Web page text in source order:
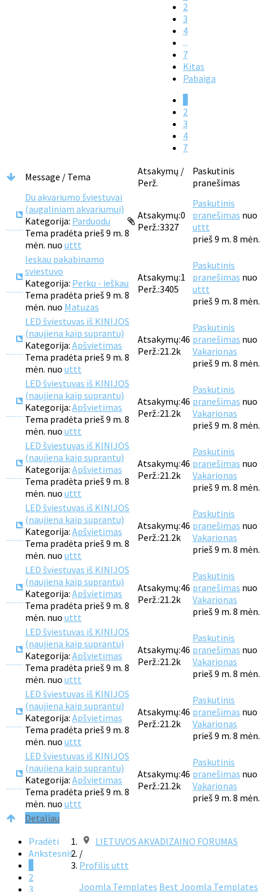
2
3
4
...
7
Kitas
Pabaiga
2
3
4
7
Message / Tema
Atsakymų /
Perž.
Paskutinis
pranešimas
Detaliau
Du akvariumo šviestuvai
(augaliniam akvariumui)
Kategorija: Parduodu
Tema pradėta prieš 9 m. 8
mėn. nuo uttt
Atsakymų:0
Perž.:3327
Paskutinis
pranešimas nuo
uttt
prieš 9 m. 8 mėn.
Ieskau pakabinamo
sviestuvo
Kategorija: Perku - ieškau
Tema pradėta prieš 9 m. 8
mėn. nuo Matuzas
Atsakymų:1
Perž.:3405
Paskutinis
pranešimas nuo
uttt
prieš 9 m. 8 mėn.
LED šviestuvas iš KINIJOS
(naujiena kaip suprantu)
Kategorija: Apšvietimas
Tema pradėta prieš 9 m. 8
mėn. nuo uttt
Atsakymų:46
Perž.:21.2k
Paskutinis
pranešimas nuo
Vakarionas
prieš 9 m. 8 mėn.
LED šviestuvas iš KINIJOS
(naujiena kaip suprantu)
Kategorija: Apšvietimas
Tema pradėta prieš 9 m. 8
mėn. nuo uttt
Atsakymų:46
Perž.:21.2k
Paskutinis
pranešimas nuo
Vakarionas
prieš 9 m. 8 mėn.
LED šviestuvas iš KINIJOS
(naujiena kaip suprantu)
Kategorija: Apšvietimas
Tema pradėta prieš 9 m. 8
mėn. nuo uttt
Atsakymų:46
Perž.:21.2k
Paskutinis
pranešimas nuo
Vakarionas
prieš 9 m. 8 mėn.
LED šviestuvas iš KINIJOS
(naujiena kaip suprantu)
Kategorija: Apšvietimas
Tema pradėta prieš 9 m. 8
mėn. nuo uttt
Atsakymų:46
Perž.:21.2k
Paskutinis
pranešimas nuo
Vakarionas
prieš 9 m. 8 mėn.
LED šviestuvas iš KINIJOS
(naujiena kaip suprantu)
Kategorija: Apšvietimas
Tema pradėta prieš 9 m. 8
mėn. nuo uttt
Atsakymų:46
Perž.:21.2k
Paskutinis
pranešimas nuo
Vakarionas
prieš 9 m. 8 mėn.
LED šviestuvas iš KINIJOS
(naujiena kaip suprantu)
Kategorija: Apšvietimas
Tema pradėta prieš 9 m. 8
mėn. nuo uttt
Atsakymų:46
Perž.:21.2k
Paskutinis
pranešimas nuo
Vakarionas
prieš 9 m. 8 mėn.
LED šviestuvas iš KINIJOS
(naujiena kaip suprantu)
Kategorija: Apšvietimas
Tema pradėta prieš 9 m. 8
mėn. nuo uttt
Atsakymų:46
Perž.:21.2k
Paskutinis
pranešimas nuo
Vakarionas
prieš 9 m. 8 mėn.
LED šviestuvas iš KINIJOS
(naujiena kaip suprantu)
Kategorija: Apšvietimas
Tema pradėta prieš 9 m. 8
mėn. nuo uttt
Atsakymų:46
Perž.:21.2k
Paskutinis
pranešimas nuo
Vakarionas
prieš 9 m. 8 mėn.
Pradėti
Ankstesnis
2
3
LIETUVOS AKVADIZAINO FORUMAS
/
Profilis uttt
Joomla Templates Best Joomla Templates